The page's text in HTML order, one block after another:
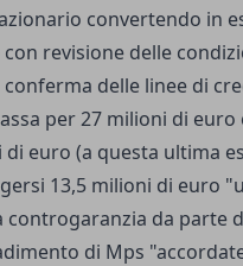
convertendo in
revisione delle
conferma delle linee di
per 27 milioni di euro
di euro (a questa ultima
13,5 milioni di euro
controgaranzia da parte
di Mps